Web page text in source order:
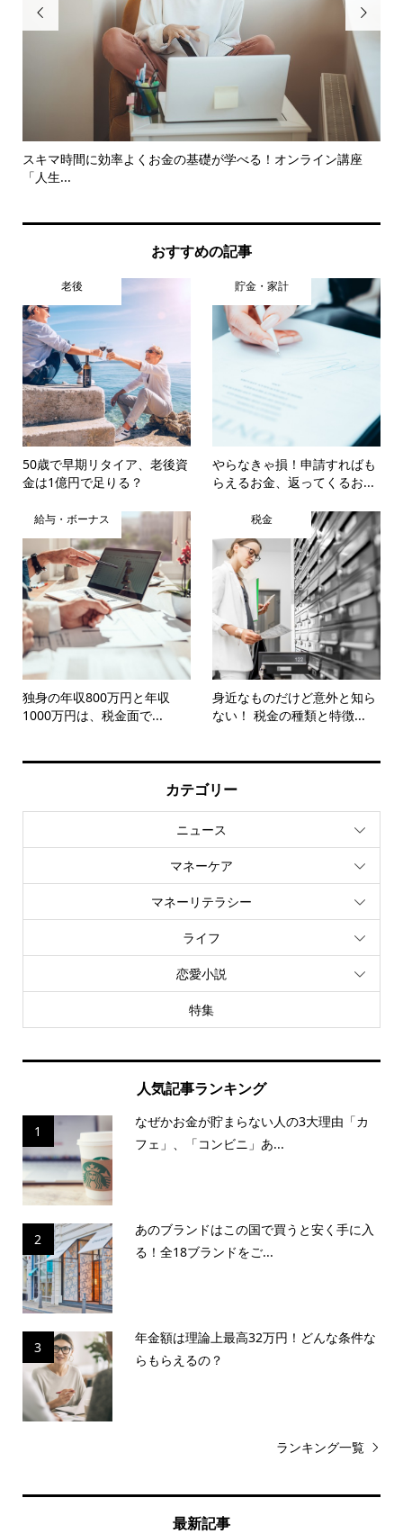

スキマ時間に効率よくお金の基礎が学べる！オンライン講座
「人生...

おすすめの記事
老後
50歳で早期リタイア、老後資
金は1億円で足りる？
貯金・家計
やらなきゃ損！申請すればも
らえるお金、返ってくるお...
給与・ボーナス
独身の年収800万円と年収
1000万円は、税金面で...
税金
身近なものだけど意外と知ら
ない！ 税金の種類と特徴...
カテゴリー
ニュース
マネーケア
マネーリテラシー
ライフ
恋愛小説
特集
人気記事ランキング
1
なぜかお金が貯まらない人の3大理由「カ
フェ」、「コンビニ」あ...
2
あのブランドはこの国で買うと安く手に入
る！全18ブランドをご...
3
年金額は理論上最高32万円！どんな条件な
らもらえるの？
ランキング一覧
最新記事